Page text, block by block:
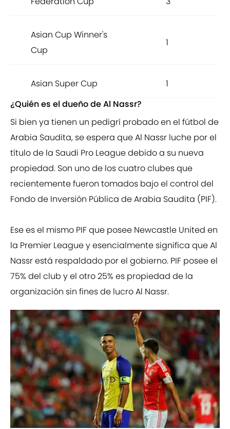
Asian Cup Winner's
Cup
1
Asian Super Cup
1
¿Quién es el dueño de Al Nassr?
Si bien ya tienen un pedigrí probado en el fútbol de
Arabia Saudita, se espera que Al Nassr luche por el
título de la Saudi Pro League debido a su nueva
propiedad. Son uno de los cuatro clubes que
recientemente fueron tomados bajo el control del
Fondo de Inversión Pública de Arabia Saudita (PIF).
Ese es el mismo PIF que posee Newcastle United en
la Premier League y esencialmente significa que Al
Nassr está respaldado por el gobierno. PIF posee el
75% del club y el otro 25% es propiedad de la
organización sin fines de lucro Al Nassr.